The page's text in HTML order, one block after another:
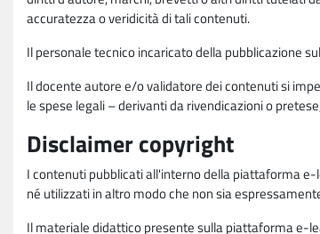
accuratezza o veridicità di tali contenuti.
Il personale tecnico incaricato della pubblicazione
Il docente autore e/o validatore dei contenuti si
le spese legali – derivanti da rivendicazioni o
Disclaimer copyright
I contenuti pubblicati all'interno della piattaforma
né utilizzati in altro modo che non sia
Il materiale didattico presente sulla piattaforma e-